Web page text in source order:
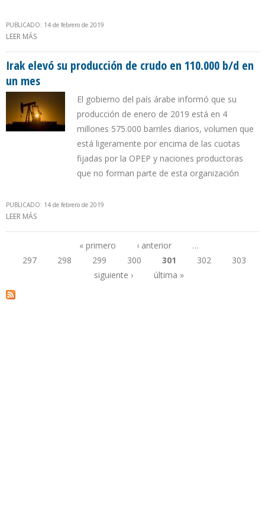
PUBLICADO: 14 de febrero de 2019
LEER MÁS
Irak elevó su producción de crudo en 110.000 b/d en
un mes
El gobierno del país árabe informó que su
producción de enero de 2019 está en 4
millones 575.000 barriles diarios, volumen que
está ligeramente por encima de las cuotas
fijadas por la OPEP y naciones productoras
que no forman parte de esta organización
PUBLICADO: 14 de febrero de 2019
LEER MÁS
Páginas
« primero ‹ anterior
…
297
298 299 300 301 302
303
siguiente ›
última »